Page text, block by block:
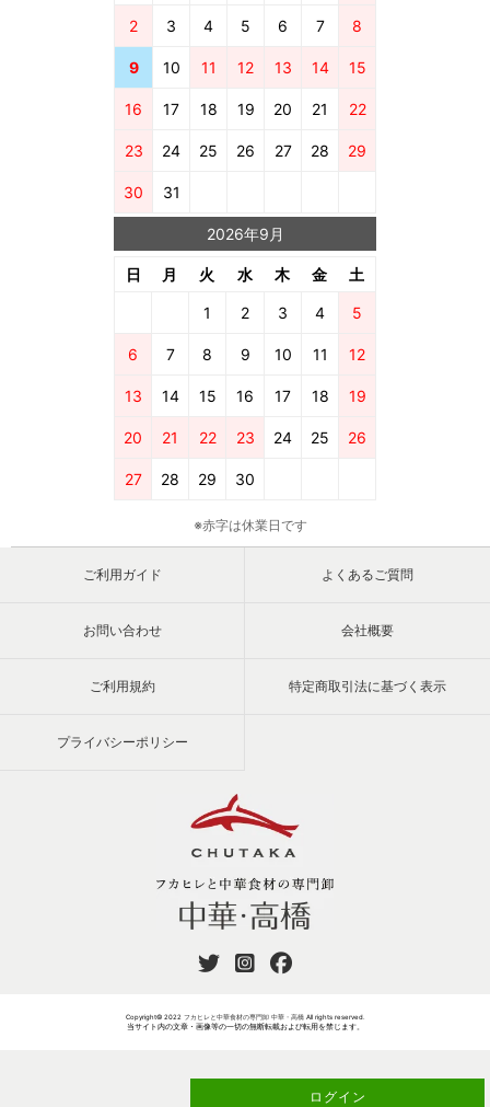
ログイン
2 3 4 5 6 7 8
9 10 11 12 13 14 15
16 17 18 19 20 21 22
23 24 25 26 27 28 29
30 31
2026年9月
日 月 火 水 木 金 土
1 2 3 4 5
6 7 8 9 10 11 12
13 14 15 16 17 18 19
20 21 22 23 24 25 26
27 28 29 30
※赤字は休業日です
ご利用ガイド よくあるご質問
お問い合わせ 会社概要
ご利用規約 特定商取引法に基づく表示
プライバシーポリシー
Copyright© 2022 フカヒレと中華食材の専門卸 中華・高橋All rights reserved.
当サイト内の文章・画像等の一切の無断転載および転用を禁じます。